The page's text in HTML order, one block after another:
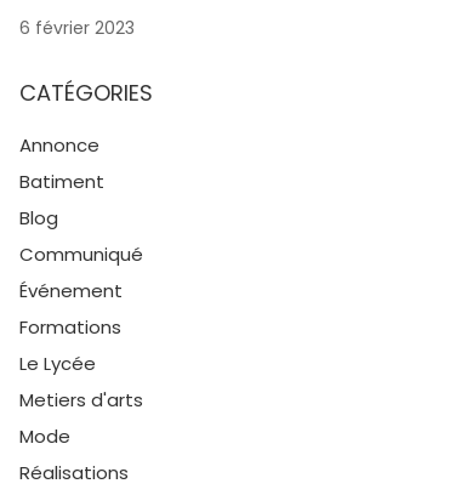
6 février 2023
CATÉGORIES
Annonce
Batiment
Blog
Communiqué
Événement
Formations
Le Lycée
Metiers d'arts
Mode
Réalisations